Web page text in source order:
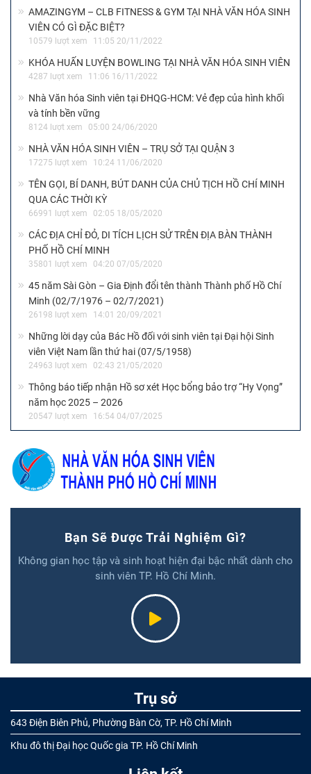
AMAZINGYM – CLB FITNESS & GYM TẠI NHÀ VĂN HÓA SINH
VIÊN CÓ GÌ ĐẶC BIỆT?
10579 lượt xem 11:05 20/11/2022
KHÓA HUẤN LUYỆN BOWLING TẠI NHÀ VĂN HÓA SINH VIÊN
4287 lượt xem 11:06 16/11/2022
Nhà Văn hóa Sinh viên tại ĐHQG-HCM: Vẻ đẹp của hình khối
và tính bền vững
8124 lượt xem 05:00 24/06/2020
NHÀ VĂN HÓA SINH VIÊN – TRỤ SỞ TẠI QUẬN 3
17275 lượt xem 10:24 11/06/2020
TÊN GỌI, BÍ DANH, BÚT DANH CỦA CHỦ TỊCH HỒ CHÍ MINH
QUA CÁC THỜI KỲ
66991 lượt xem 02:05 18/05/2020
CÁC ĐỊA CHỈ ĐỎ, DI TÍCH LỊCH SỬ TRÊN ĐỊA BÀN THÀNH
PHỐ HỒ CHÍ MINH
35801 lượt xem 04:20 07/05/2020
45 năm Sài Gòn – Gia Định đổi tên thành Thành phố Hồ Chí
Minh (02/7/1976 – 02/7/2021)
26198 lượt xem 14:01 20/09/2021
Những lời dạy của Bác Hồ đối với sinh viên tại Đại hội Sinh
viên Việt Nam lần thứ hai (07/5/1958)
24963 lượt xem 02:43 21/05/2020
Thông báo tiếp nhận Hồ sơ xét Học bổng bảo trợ “Hy Vọng”
năm học 2025 – 2026
20547 lượt xem 16:54 04/07/2025
Bạn Sẽ Được Trải Nghiệm Gì?
Không gian học tập và sinh hoạt hiện đại bậc nhất dành cho
sinh viên TP. Hồ Chí Minh.
Trụ sở
643 Điện Biên Phủ, Phường Bàn Cờ, TP. Hồ Chí Minh
Khu đô thị Đại học Quốc gia TP. Hồ Chí Minh